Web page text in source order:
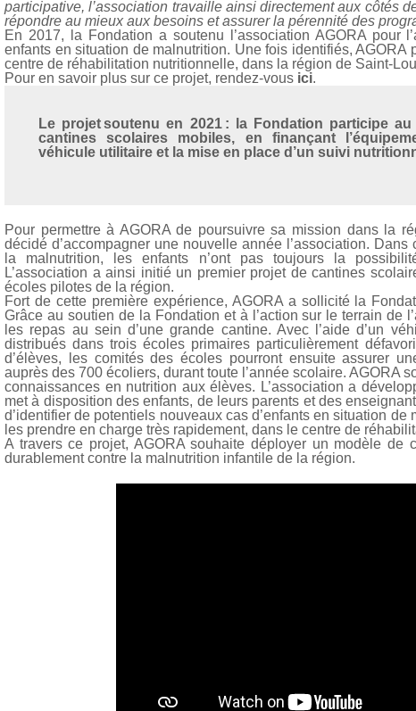
participative, l’association travaille ainsi directement aux côtés
répondre au mieux aux besoins et assurer la pérennité des
En 2017, la Fondation a soutenu l’association AGORA pour
enfants en situation de malnutrition. Une fois identifiés, AGORA
centre de réhabilitation nutritionnelle, dans la région de Saint-
Pour en savoir plus sur ce projet, rendez-vous ici.
Le projet soutenu en 2021 : la Fondation participe
cantines scolaires mobiles, en finançant
véhicule utilitaire et la mise en place d’un suivi
Pour permettre à AGORA de poursuivre sa mission dans la
décidé d’accompagner une nouvelle année l’association.
la malnutrition, les enfants n’ont pas toujours la
L’association a ainsi initié un premier projet de cantines
écoles pilotes de la région.
Fort de cette première expérience, AGORA a sollicité la
Grâce au soutien de la Fondation et à l’action sur le terrain de
les repas au sein d’une grande cantine. Avec l’aide d’un
distribués dans trois écoles primaires particulièrement
d’élèves, les comités des écoles pourront ensuite assurer
auprès des 700 écoliers, durant toute l’année scolaire. AGORA
connaissances en nutrition aux élèves. L’association a
met à disposition des enfants, de leurs parents et des
d’identifier de potentiels nouveaux cas d’enfants en situation
les prendre en charge très rapidement, dans le centre de
A travers ce projet, AGORA souhaite déployer un modèle de
durablement contre la malnutrition infantile de la région.